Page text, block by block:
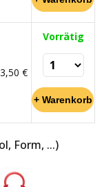
3,50 €
Vorrätig
Form, ...)